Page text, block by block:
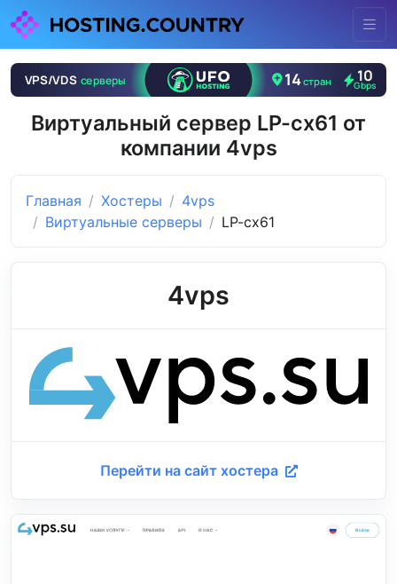
Виртуальный сервер LP-cx61 от
компании 4vps
Главная Хостеры
4vps
Виртуальные серверы
LP-cx61
4vps
Перейти на сайт хостера